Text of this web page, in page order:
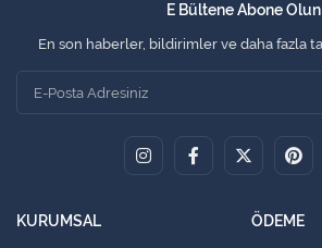
E Bültene Abone Olun
En son haberler, bildirimler ve daha fazla
KURUMSAL ÖDEME